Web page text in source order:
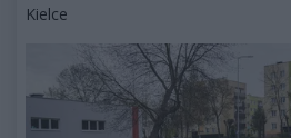
Kategorie artykułu:
Kielce